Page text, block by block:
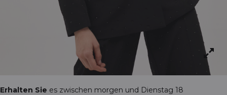
Erhalten Sie es zwischen morgen und Dienstag 18